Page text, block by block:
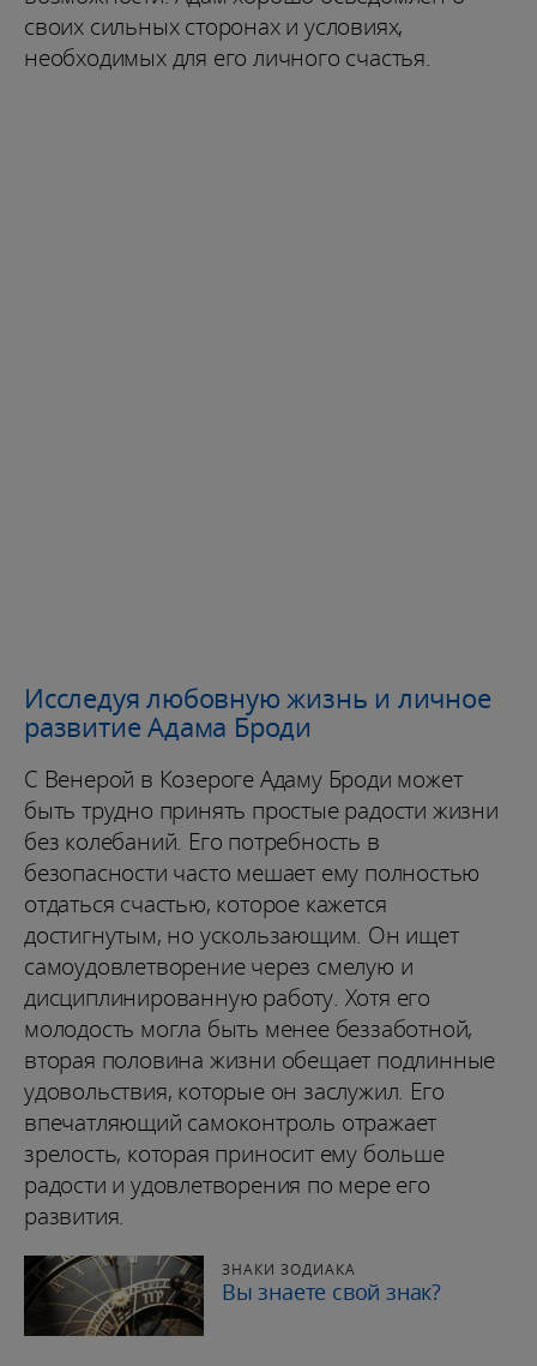
своих сильных сторонах и условиях,
необходимых для его личного счастья.
Исследуя любовную жизнь и личное
развитие Адама Броди
С Венерой в Козероге Адаму Броди может
быть трудно принять простые радости жизни
без колебаний. Его потребность в
безопасности часто мешает ему полностью
отдаться счастью, которое кажется
достигнутым, но ускользающим. Он ищет
самоудовлетворение через смелую и
дисциплинированную работу. Хотя его
молодость могла быть менее беззаботной,
вторая половина жизни обещает подлинные
удовольствия, которые он заслужил. Его
впечатляющий самоконтроль отражает
зрелость, которая приносит ему больше
радости и удовлетворения по мере его
развития.
ЗНАКИ ЗОДИАКА
Вы знаете свой знак?